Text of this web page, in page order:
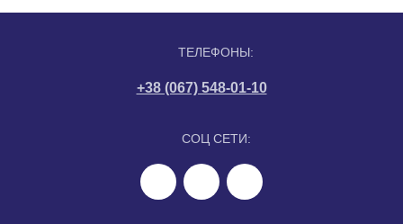
ТЕЛЕФОНЫ:
+38 (067) 548-01-10
СОЦ СЕТИ: